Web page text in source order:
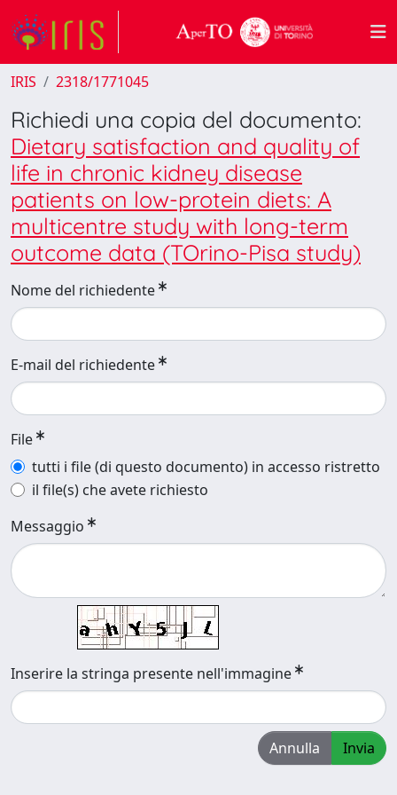
IRIS 2318/1771045
Richiedi una copia del documento:
Dietary satisfaction and quality of
life in chronic kidney disease
patients on low-protein diets: A
multicentre study with long-term
outcome data (TOrino-Pisa study)
Nome del richiedente
E-mail del richiedente
File
tutti i file (di questo documento) in accesso ristretto
il file(s) che avete richiesto
Messaggio
Inserire la stringa presente nell'immagine
Annulla Invia